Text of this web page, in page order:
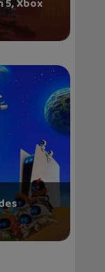
5, Xbox